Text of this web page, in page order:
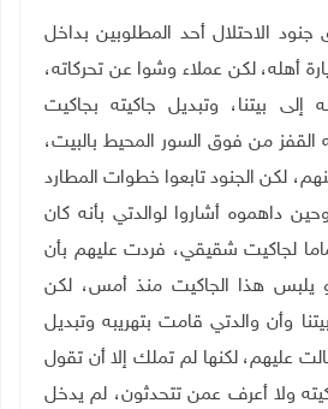
الاحتلال أحد المطلوبين بداخل
أهله، لكن عملاء وشوا عن تحركاته،
إلى بيتنا، وتبديل جاكيته بجاكيت
من فوق السور المحيط بالبيت،
لكن الجنود تابعوا خطوات المطارد
داهموه أشاروا لوالدتي بأنه كان
لجاكيت شقيقي، فردت عليهم بأن
يلبس هذا الجاكيت منذ أمس، لكن
وأن والدتي قامت بتهريبه وتبديل
عليهم، لكنها لم تملك إلا أن تقول
ولا أعرف عمن تتحدثون، لم يدخل